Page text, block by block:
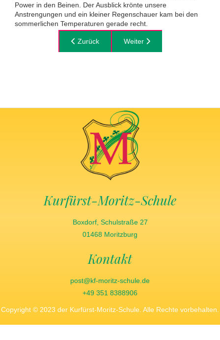
Power in den Beinen. Der Ausblick krönte unsere
Anstrengungen und ein kleiner Regenschauer kam bei den
sommerlichen Temperaturen gerade recht.
Vorheriger Beitrag: Schuljahresabschluss
Zurück Nächster Beitrag: Orte der
Weiter
Kurfürst-Moritz-Schule
Boxdorf, Schulstraße 27
01468 Moritzburg
Kontakt
post@kf-moritz-schule.de
+49 351 8388906
Copyright © 2023 der Kurfürst-Moritz-Schule. Alle Rechte vorbehalten.